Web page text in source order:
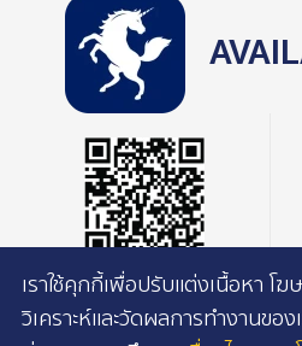
เราใช้คุกกี้เพื่อปรับแต่งเนื้อหา โ
วิเคราะห์และวัดผลการทำงานของ